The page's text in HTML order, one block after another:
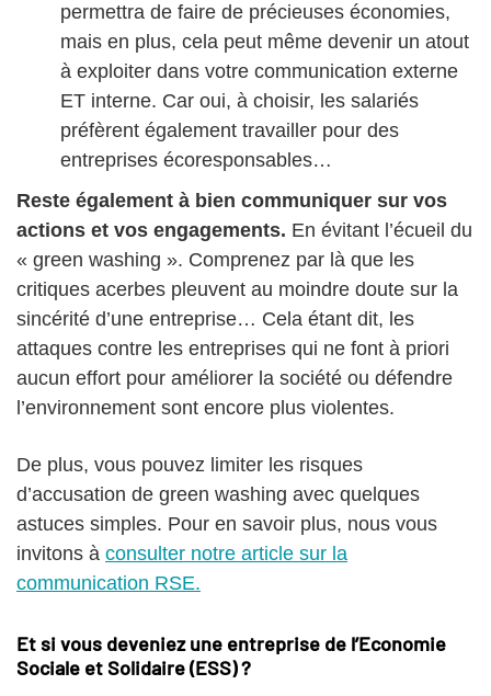
permettra de faire de précieuses économies,
mais en plus, cela peut même devenir un atout
à exploiter dans votre communication externe
ET interne. Car oui, à choisir, les salariés
préfèrent également travailler pour des
entreprises écoresponsables…
Reste également à bien communiquer sur vos
actions et vos engagements. En évitant l’écueil du
« green washing ». Comprenez par là que les
critiques acerbes pleuvent au moindre doute sur la
sincérité d’une entreprise… Cela étant dit, les
attaques contre les entreprises qui ne font à priori
aucun effort pour améliorer la société ou défendre
l’environnement sont encore plus violentes.
De plus, vous pouvez limiter les risques
d’accusation de green washing avec quelques
astuces simples. Pour en savoir plus, nous vous
invitons à consulter notre article sur la
communication RSE.
Et si vous deveniez une entreprise de l’Economie
Sociale et Solidaire (ESS) ?